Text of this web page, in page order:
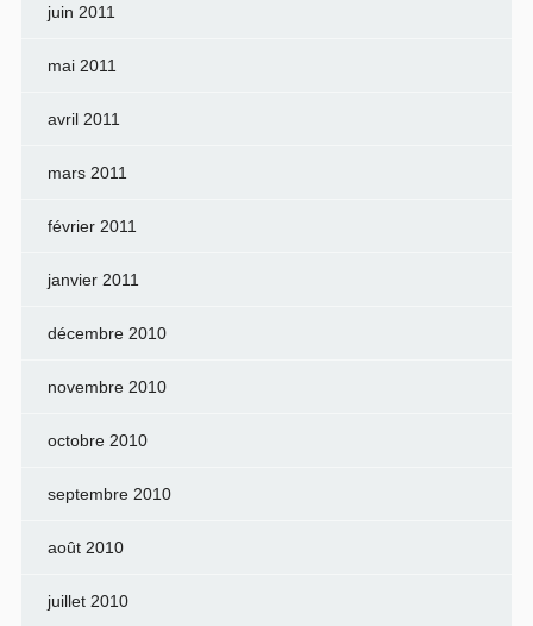
juin 2011
mai 2011
avril 2011
mars 2011
février 2011
janvier 2011
décembre 2010
novembre 2010
octobre 2010
septembre 2010
août 2010
juillet 2010